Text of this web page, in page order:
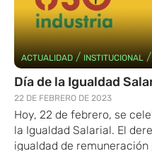
ACTUALIDAD/INSTITUCIONAL
Día de la Igualdad
22 DE FEBRERO DE 2023
Hoy, 22 de febrero, se
la Igualdad Salarial. El
igualdad de